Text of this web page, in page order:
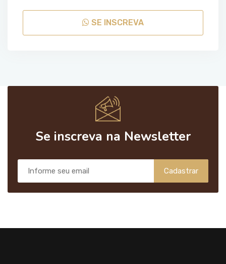
SE INSCREVA
Se inscreva na Newsletter
Cadastrar